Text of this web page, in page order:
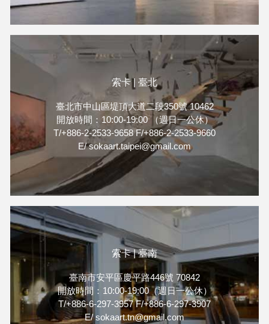
索卡 | 臺北
臺北市中山區堤頂大道二段350號 10462
開放時間：10:00-19:00 （週日一公休）
T/+886-2-2533-9658 F/+886-2-2533-9660
E/ sokaart.taipei@gmail.com
索卡 | 臺南
臺南市安平區慶平路446號 70842
開放時間：10:00-19:00（週日一公休）
T/+886-6-297-3957 F/+886-6-297-3907
E/ sokaart.tn@gmail.com